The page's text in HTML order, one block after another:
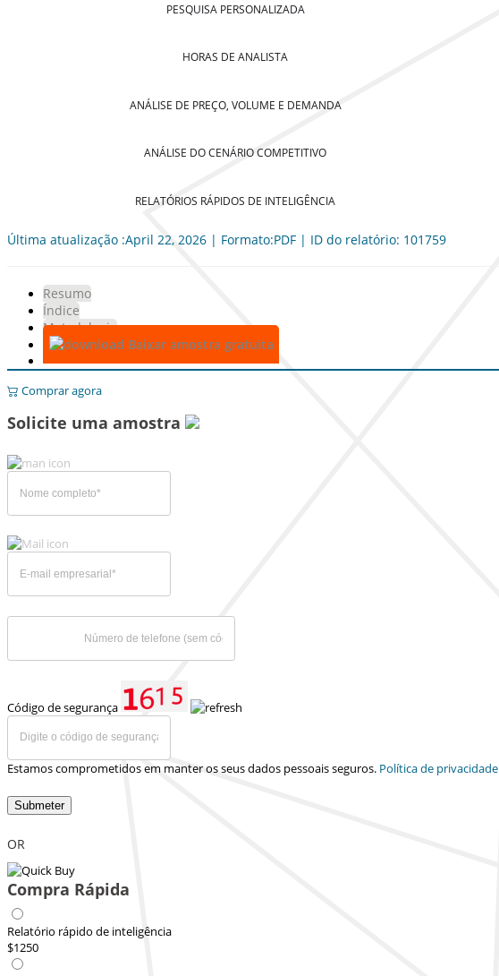
PESQUISA PERSONALIZADA
HORAS DE ANALISTA
ANÁLISE DE PREÇO, VOLUME E DEMANDA
ANÁLISE DO CENÁRIO COMPETITIVO
RELATÓRIOS RÁPIDOS DE INTELIGÊNCIA
Última atualização :April 22, 2026 | Formato:PDF | ID do relatório: 101759
Resumo
Índice
Metodologia
Baixar amostra gratuita
Comprar agora
Solicite uma amostra
Código de segurança
Estamos comprometidos em manter os seus dados pessoais seguros. Política de privacidade
Submeter
OR
Compra Rápida
Relatório rápido de inteligência
$1250